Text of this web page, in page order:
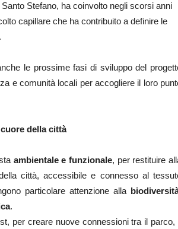
Stefano, ha coinvolto negli scorsi anni
capillare che ha contribuito a definire le
le prossime fasi di sviluppo del
e comunità locali per accogliere il loro
della città
ambientale e funzionale, per restituire
città, accessibile e connesso al
particolare attenzione alla
.
per creare nuove connessioni tra il parco,